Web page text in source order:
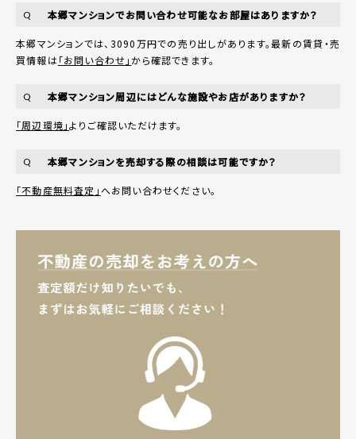
Q 本郷マンションでお問い合わせ可能なお部屋はありますか？
本郷マンションでは、3090万円での売り出しがあります。最新の賃貸・売
買情報は「お問い合わせ」 から確認できます。
Q 本郷マンション周辺にはどんな施設やお店がありますか？
「周辺環境」よりご確認いただけます。
Q 本郷マンションを売却する際の相談は可能ですか？
「不動産無料査定」へお問い合わせください。